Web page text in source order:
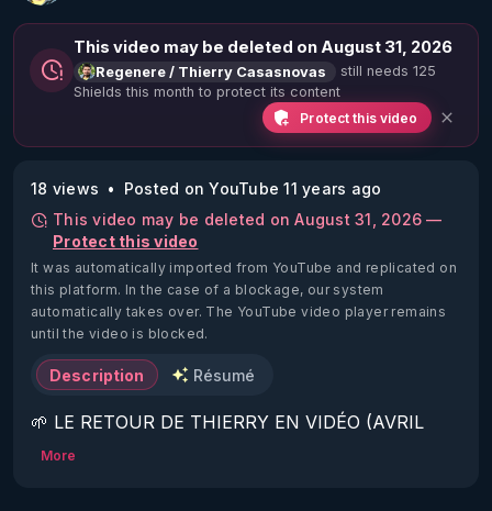
This video may be deleted on August 31, 2026
Regenere / Thierry Casasnovas
still needs 125
Shields this month to protect its content
Protect this video
18 views
Posted on YouTube 11 years ago
This video may be deleted on August 31, 2026 —
Protect this video
It was automatically imported from YouTube and replicated on
this platform. In the case of a blockage, our system
automatically takes over. The YouTube video player remains
until the video is blocked.
Description Résumé
🌱 LE RETOUR DE THIERRY EN VIDÉO (AVRIL
2022)!
More